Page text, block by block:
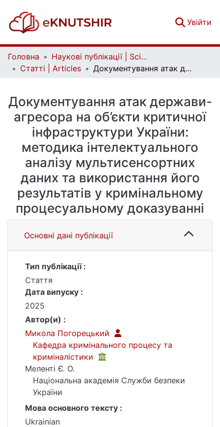
Увійти
Головна
Наукові публікації | Scientific publications
Статті | Articles
Документування атак держави-агресора на об’єкти критичної інфраструктури України: методика інтелектуального аналізу мультисенсортних даних та використання його результатів у кримінальному процесуальному доказуванні
Документування атак держави-
агресора на об’єкти критичної
інфраструктури України:
методика інтелектуального
аналізу мультисенсортних
даних та використання його
результатів у кримінальному
процесуальному доказуванні
Основні дані публікації
Тип публікації :
Стаття
Дата випуску :
2025
Автор(и) :
Микола Погорецький
Кафедра кримінального процесу та
криміналістики
Меленті Є. О.
Національна академія Служби безпеки
України
Мова основного тексту :
Ukrainian